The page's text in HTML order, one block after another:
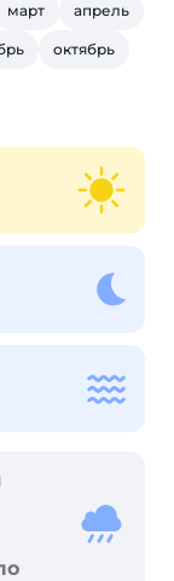
март апрель
октябрь